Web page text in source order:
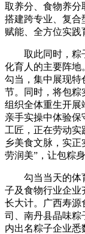
取养分、食物养分
搭建跨专业、复合
赋能、全方位实践
取此同时，粽子
化育人的主要阵地
勾当，集中展现特
节。同时，将包粽
组织全体重生开展
亲手实操中体验保
工匠，正在劳动
乡美食文脉，实正
劳润美”，让包粽
勾当当天的体育
子及食物行业企业
长大计。广西寿源
司、南丹县晶味粽
内出名粽子企业悉